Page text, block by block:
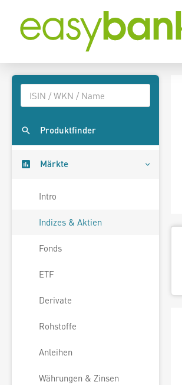
Produktfinder
Märkte
Intro
Indizes & Aktien
Fonds
ETF
Derivate
Rohstoffe
Anleihen
Währungen & Zinsen